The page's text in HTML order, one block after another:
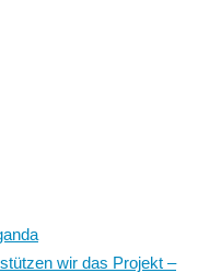
wir das Projekt –